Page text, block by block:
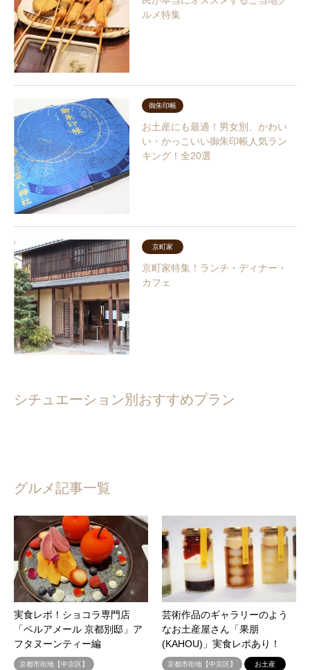
ルメ特集
御朱印帳
お土産にも最適！男女別、かわい
い・かっこいい御朱印帳人気ラン
キング！全20選
京町家
京町家特集！ランチ・ディナー・
カフェ
シチュエーション別おすすめプラン
グルメ記事一覧
実食レポ！ショコラ専門店
「ベルアメール 京都別邸」ア
フタヌーンティー編
京都市街地【中京区】
芸術作品のギャラリーのよう
なお土産屋さん「果朋
(KAHOU)」実食レポあり！
京都市街地【中京区】 お土産